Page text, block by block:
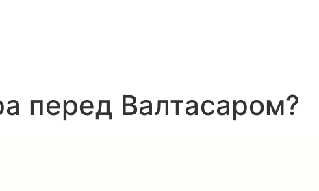
перед Валтасаром?